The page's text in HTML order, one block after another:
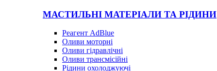
МАСТИЛЬНІ МАТЕРІАЛИ ТА РІДИНИ
Реагент AdBlue
Оливи моторні
Оливи гідравлічні
Оливи трансмісійні
Рідини охолоджуючі